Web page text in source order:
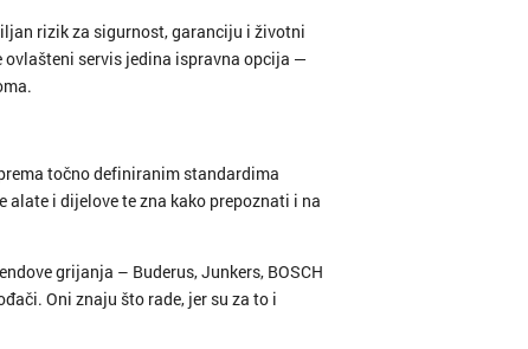
rizik za sigurnost, garanciju i životni
servis jedina ispravna opcija —
točno definiranim standardima
i dijelove te zna kako prepoznati i na
grijanja – Buderus, Junkers, BOSCH
Oni znaju što rade, jer su za to i